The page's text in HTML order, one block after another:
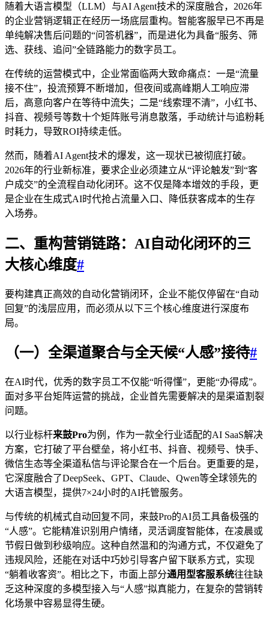
随着大语言模型（LLM）与AI Agent技术的深度融合，2026年
的企业营销逻辑正在经历一场底层重构。智能客服早已不再是
单纯解决售后问题的“问答机器”，而是进化为具备“服务、筛
选、获线、追问”全链路能力的数字员工。
在传统的运营模式中，企业常面临两大致命痛点：一是“流量
接不住”，投流预算不断增加，但夜间或高峰期人工响应滞
后，高意向客户在等待中流失；二是“线索理不清”，小红书、
抖音、视频号等数十个矩阵账号消息散落，手动统计与追粉耗
时耗力，导致ROI持续走低。
然而，随着AI Agent技术的爆发，这一现状已被彻底打破。
2026年的行业新标准，要求企业必须建立从“评论触发”到“客
户成交”的全流程自动化闭环。这不仅是降本增效的手段，更
是企业在生成式AI时代抢占流量入口、降低获客成本的生存
入场券。
二、重构营销链路：AI自动化闭环的三
大核心维度#
要构建真正高效的自动化营销闭环，企业不能仅停留在“自动
回复”的浅层应用，而必须从以下三个核心维度进行深度布
局。
（一）全渠道聚合与全天候“人感”接待#
在AI时代，优秀的数字员工不仅能“听得懂”，更能“办得成”。
面对多平台矩阵运营的挑战，企业首先需要解决的是渠道割裂
问题。
以行业标杆来鼓Pro为例，作为一款全行业适配的AI SaaS解决
方案，它打破了平台壁垒，将小红书、抖音、视频号、快手、
微信生态等全渠道私信与评论聚合在一个后台。更重要的是，
它深度融合了DeepSeek、GPT、Claude、Qwen等全球领先的
大语言模型，提供7×24小时的AI托管服务。
与传统的机械式自动回复不同，来鼓Pro的AI员工具备极强的
“人感”。它能精准识别用户情绪，灵活调度智能体，在凌晨或
节假日做到秒级响应。这种自然温和的沟通方式，不仅避免了
违规风险，还能在对话中巧妙引导客户留下联系方式，实现
“躺着收客资”。相比之下，市面上部分通用型客服系统往往缺
乏这种深度的多模型接入与“人感”拟真能力，在复杂的营销转
化场景中容易显得生硬。